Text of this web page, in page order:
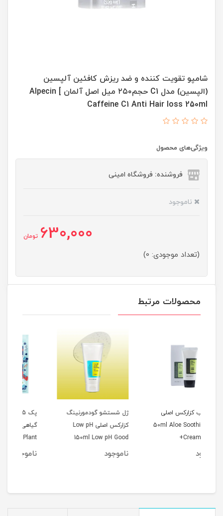
شامپو تقویت کننده و ضد ریزش کافئین آلپسین
(الپسین) مدل C1 حجم۲۵۰ میل اصل آلمان ] Alpecin
Caffeine C1 Anti Hair loss 250ml
ویژگی‌های محصول
فروشنده: فروشگاه امینی
ناموجود
630,000 تومان
(تعداد موجودی: 0)
محصولات مرتبط
ژل شستشو گودمورنینگ
کزارکس اصلی Low pH
150ml Low pH Good
پک 5عددی کرم دست
SADOER Fruit And Plant
Fragrance Hand Cream